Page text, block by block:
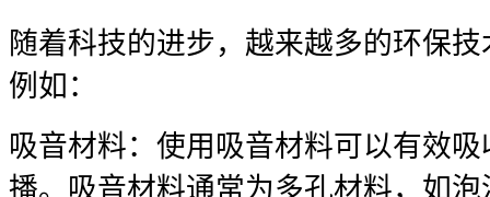
随着科技的进步，越来越多的环保
例如：
吸音材料：使用吸音材料可以有效
播。吸音材料通常为多孔材料，如